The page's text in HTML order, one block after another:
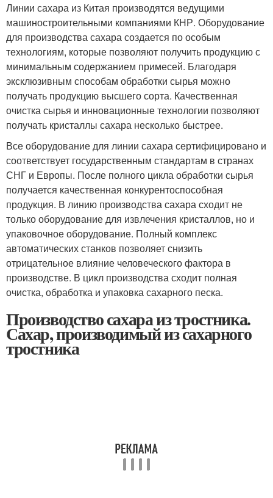
Линии сахара из Китая производятся ведущими
машиностроительными компаниями КНР. Оборудование
для производства сахара создается по особым
технологиям, которые позволяют получить продукцию с
минимальным содержанием примесей. Благодаря
эксклюзивным способам обработки сырья можно
получать продукцию высшего сорта. Качественная
очистка сырья и инновационные технологии позволяют
получать кристаллы сахара несколько быстрее.
Все оборудование для линии сахара сертифицировано и
соответствует государственным стандартам в странах
СНГ и Европы. После полного цикла обработки сырья
получается качественная конкурентоспособная
продукция. В линию производства сахара сходит не
только оборудование для извлечения кристаллов, но и
упаковочное оборудование. Полный комплекс
автоматических станков позволяет снизить
отрицательное влияние человеческого фактора в
производстве. В цикл производства сходит полная
очистка, обработка и упаковка сахарного песка.
Производство сахара из тростника.
Сахар, производимый из сахарного
тростника